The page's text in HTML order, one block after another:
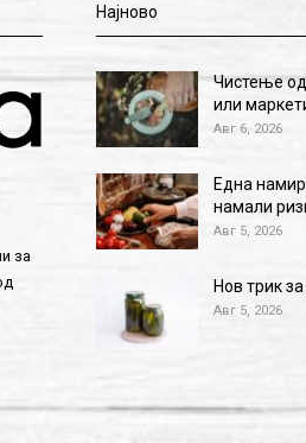
за
Најново
Чистење
или
Авг 6, 2026
Една
намали
Авг 5, 2026
Нов трик
Авг 5, 2026